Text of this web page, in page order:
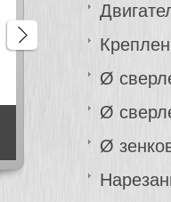
Магнитный грузозахват
-1000 (CML-1000)
Ø
Ø
Ø